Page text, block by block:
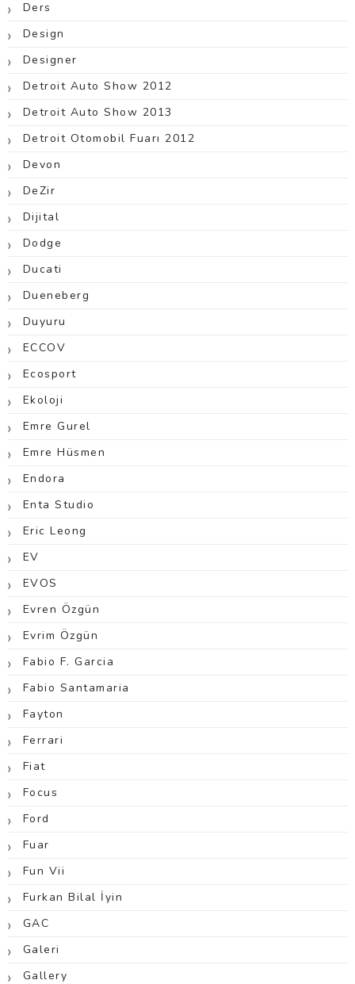
Ders
Design
Designer
Detroit Auto Show 2012
Detroit Auto Show 2013
Detroit Otomobil Fuarı 2012
Devon
DeZir
Dijital
Dodge
Ducati
Dueneberg
Duyuru
ECCOV
Ecosport
Ekoloji
Emre Gurel
Emre Hüsmen
Endora
Enta Studio
Eric Leong
EV
EVOS
Evren Özgün
Evrim Özgün
Fabio F. Garcia
Fabio Santamaria
Fayton
Ferrari
Fiat
Focus
Ford
Fuar
Fun Vii
Furkan Bilal İyin
GAC
Galeri
Gallery